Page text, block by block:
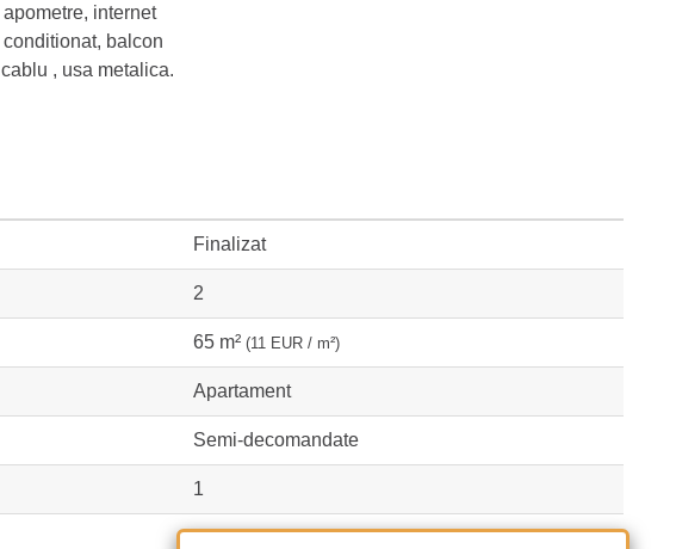
internet
balcon
, usa metalica.
Finalizat
2
65 m² (11 EUR / m²)
Apartament
Semi-decomandate
1
1